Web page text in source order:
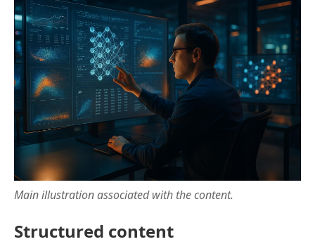
Main illustration associated with the content.
Structured content